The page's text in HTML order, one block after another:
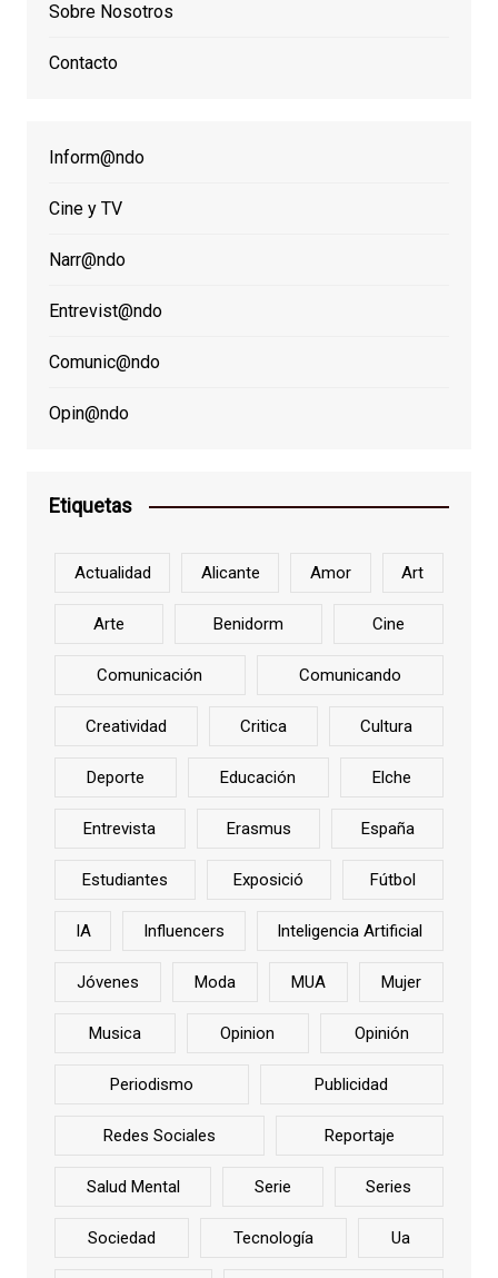
Sobre Nosotros
Contacto
Inform@ndo
Cine y TV
Narr@ndo
Entrevist@ndo
Comunic@ndo
Opin@ndo
Etiquetas
Actualidad Alicante Amor Art
Arte Benidorm Cine
Comunicación Comunicando
Creatividad Critica Cultura
Deporte Educación Elche
Entrevista Erasmus España
Estudiantes Exposició Fútbol
IA Influencers Inteligencia Artificial
Jóvenes Moda MUA Mujer
Musica Opinion Opinión
Periodismo Publicidad
Redes Sociales Reportaje
Salud Mental Serie Series
Sociedad Tecnología Ua